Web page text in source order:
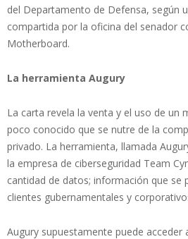
del Departamento de Defensa, según
compartida por la oficina del senador
Motherboard.
La herramienta Augury
La carta revela la venta y el uso de un
poco conocido que se nutre de la
privado. La herramienta, llamada
la empresa de ciberseguridad Team
cantidad de datos; información que se
clientes gubernamentales y
Augury supuestamente puede acceder